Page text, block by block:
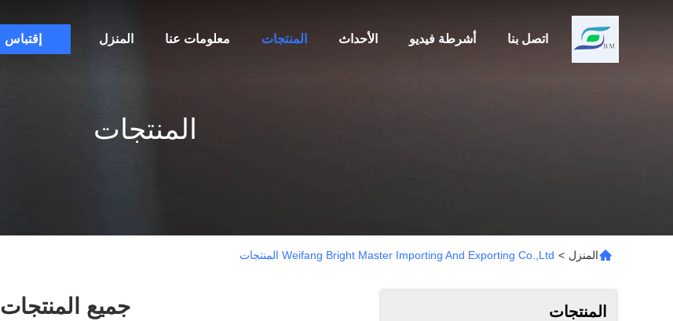
المنزل معلومات عنا المنتجات الأحداث أشرطة فيديو اتصل بنا إقتباس
المنتجات
المنزل > Weifang Bright Master Importing And Exporting Co.,Ltd المنتجات
المنتجات جميع المنتجات